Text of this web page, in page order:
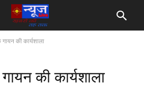
की कार्यशाला
की कार्यशाला